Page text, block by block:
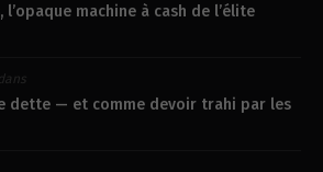
machine à cash de l’élite
dans
dette — et comme devoir trahi par les